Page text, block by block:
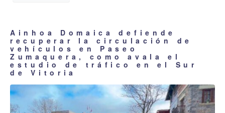
Ainhoa Domaica defiende
recuperar la circulación de
vehículos en Paseo
Zumaquera, como avala el
estudio de tráfico en el Sur
de Vitoria